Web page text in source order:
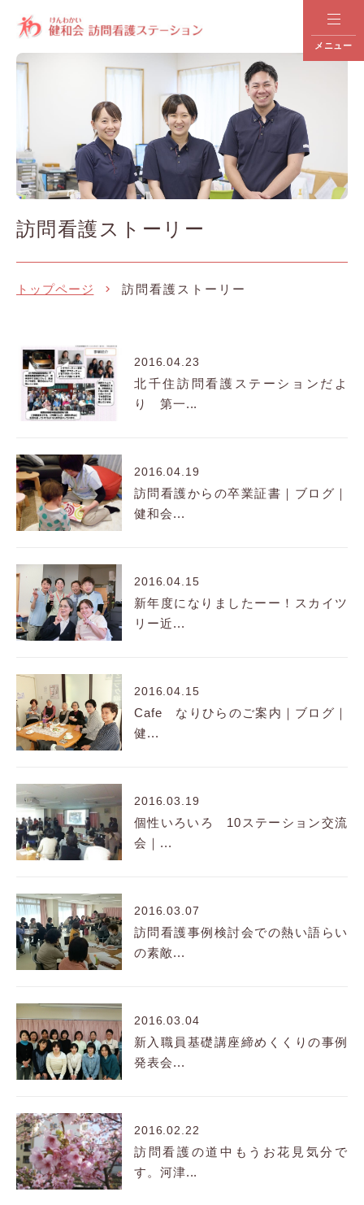
メニュー
訪問看護ストーリー
トップページ 訪問看護ストーリー
2016.04.23
北千住訪問看護ステーションだよ
り 第一...
2016.04.19
訪問看護からの卒業証書｜ブログ｜
健和会...
2016.04.15
新年度になりましたーー！スカイツ
リー近...
2016.04.15
Cafe なりひらのご案内｜ブログ｜
健...
2016.03.19
個性いろいろ 10ステーション交流
会｜...
2016.03.07
訪問看護事例検討会での熱い語らい
の素敵...
2016.03.04
新入職員基礎講座締めくくりの事例
発表会...
2016.02.22
訪問看護の道中もうお花見気分で
す。河津...